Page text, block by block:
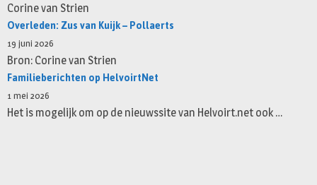
Corine van Strien
Overleden: Zus van Kuijk – Pollaerts
19 juni 2026
Bron: Corine van Strien
Familieberichten op HelvoirtNet
1 mei 2026
Het is mogelijk om op de nieuwssite van Helvoirt.net ook …